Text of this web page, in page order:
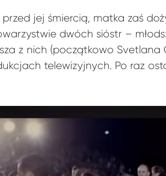
jej śmiercią, matka zaś
dwóch sióstr –
z nich (początkowo
telewizyjnych. Po raz